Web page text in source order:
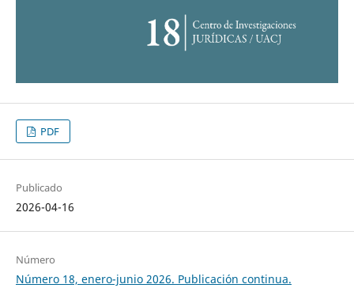
PDF
Publicado
2026-04-16
Número
Número 18, enero-junio 2026. Publicación continua.